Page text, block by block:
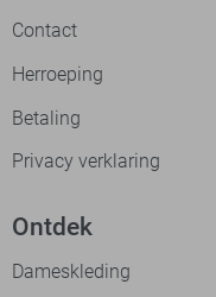
Contact
Herroeping
Betaling
Privacy verklaring
Ontdek
Dameskleding